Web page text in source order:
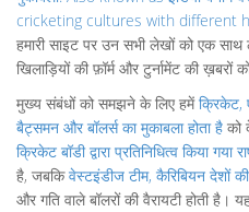
cricketing cultures with different
हमारी साइट पर उन सभी लेखों को एक साथ
खिलाड़ियों की फ़ॉर्म और टुर्नामेंट की ख़बरों
मुख्य संबंधों को समझने के लिए हमेंक्रिकेट,
बैट्समन और बॉलर्स का मुकाबला होता है को
क्रिकेट बॉडी द्वारा प्रतिनिधित्व किया गया
है, जबकिवेस्टइंडीज टीम, कैरिबियन देशों
और गति वाले बॉलरों की वैरायटी होती है।